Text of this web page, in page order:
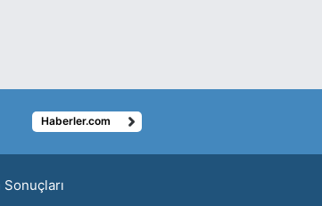
Haberler.com
Sonuçları